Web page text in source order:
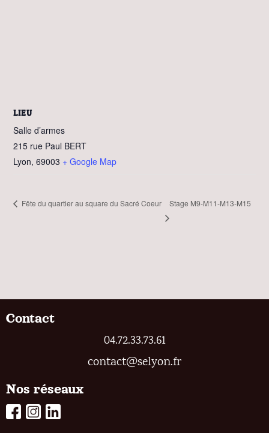
LIEU
Salle d’armes
215 rue Paul BERT
Lyon, 69003 + Google Map
Fête du quartier au square du Sacré Coeur Stage M9-M11-M13-M15
Contact
04.72.33.73.61
contact@selyon.fr
Nos réseaux